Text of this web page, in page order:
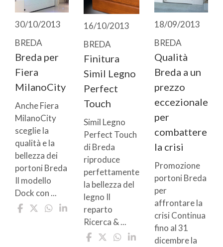
30/10/2013
BREDA
Breda per
Fiera
MilanoCity
Anche Fiera
MilanoCity
sceglie la
qualità e la
bellezza dei
portoni Breda
Il modello
Dock con ...
16/10/2013
BREDA
Finitura
Simil Legno
Perfect
Touch
Simil Legno
Perfect Touch
di Breda
riproduce
perfettamente
la bellezza del
legno Il
reparto
Ricerca & ...
18/09/2013
BREDA
Qualità
Breda a un
prezzo
eccezionale
per
combattere
la crisi
Promozione
portoni Breda
per
affrontare la
crisi Continua
fino al 31
dicembre la